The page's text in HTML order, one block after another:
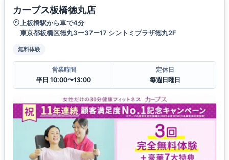
カーブス板橋徳丸店
上板橋駅から車で4分
東京都板橋区徳丸3ー37ー17 シントミプラザ徳丸2F
無料体験
営業時間
平日 10:00〜13:00
定休日
毎週日曜日